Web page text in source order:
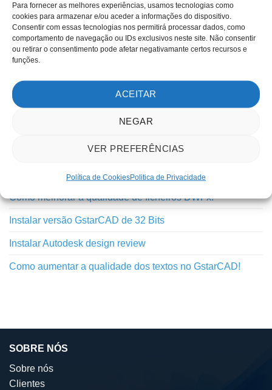
Para fornecer as melhores experiências, usamos tecnologias como
cookies para armazenar e/ou aceder a informações do dispositivo.
Consentir com essas tecnologias nos permitirá processar dados, como
comportamento de navegação ou IDs exclusivos neste site. Não consentir
ou retirar o consentimento pode afetar negativamante certos recursos e
funções.
ACEITAR
NEGAR
VER PREFERÊNCIAS
Política de CookiesPolitica de Privacidade
Layers
Notícias
Novidades
Outros
Tutoriais
Inovação do GstarCAD 2025 – Python API
Como melhorar a qualidade de ficheiros DWFx!
Instalar versão GstarCAD de 32 Bits
Instalar Autodesk design review
Como aumentar a qualidade dos textos no GstarCAD!
SOBRE NÓS
Sobre nós
Clientes